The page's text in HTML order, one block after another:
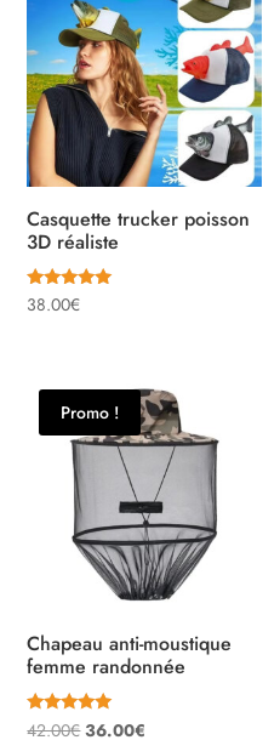
Casquette trucker poisson
3D réaliste
Note
5.00
38.00€
Promo !
Chapeau anti-moustique
femme randonnée
Note
42.00€Le
36.00€